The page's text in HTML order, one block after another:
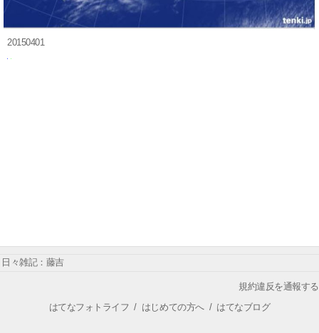
20150401
日々雑記：藤吉
規約違反を通報する
はてなフォトライフ / はじめての方へ/ はてなブログ